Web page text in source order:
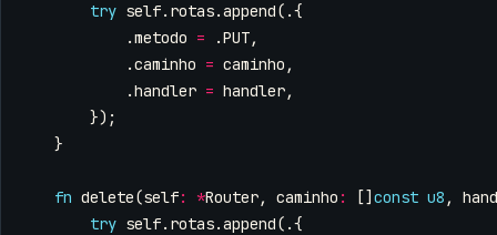
try self. rotas.append(.{
.metodo = .PUT,
.caminho = caminho ,
.handler = handler,
});
}
fn delete(self: *Router, caminho : [] const u8 ,
try self. rotas.append(.{